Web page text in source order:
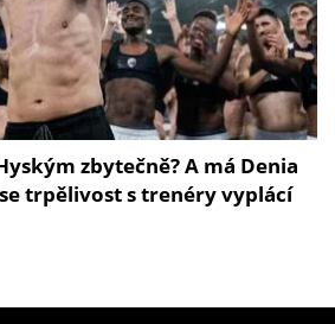
zbytečně? A má Denia
trpělivost s trenéry vyplácí